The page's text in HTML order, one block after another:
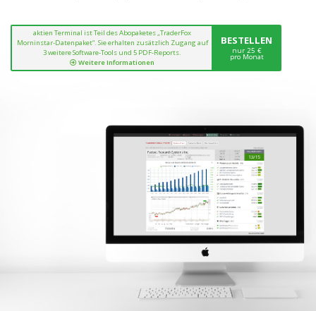
aktien Terminal ist Teil des Abopaketes „TraderFox
Morninstar-Datenpaket“. Sie erhalten zusätzlich Zugang auf
3 weitere Software-Tools und 5 PDF-Reports.
Weitere Informationen
BESTELLEN
nur 25 €
pro Monat